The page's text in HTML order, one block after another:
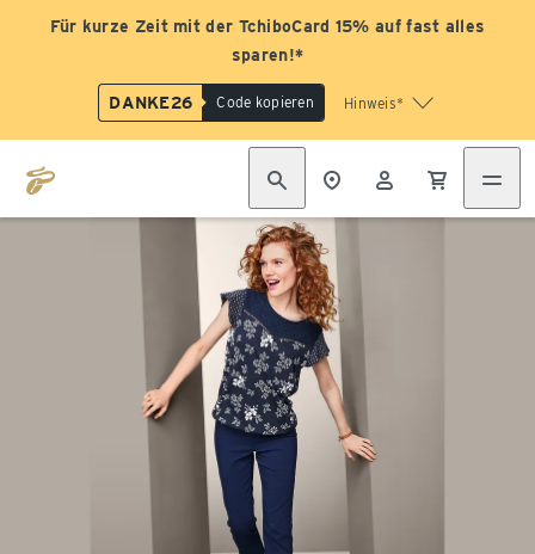
Für kurze Zeit mit der TchiboCard 15% auf fast alles
sparen!*
DANKE26 Code kopieren Hinweis*